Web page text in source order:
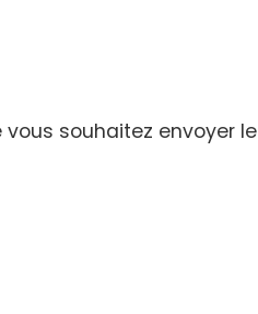
souhaitez envoyer le